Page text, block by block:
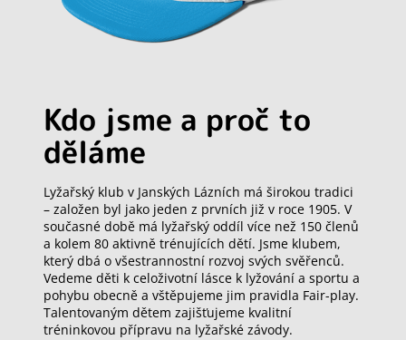
Kdo jsme a proč to
děláme
Lyžařský klub v Janských Lázních má širokou tradici
– založen byl jako jeden z prvních již v roce 1905. V
současné době má lyžařský oddíl více než 150 členů
a kolem 80 aktivně trénujících dětí. Jsme klubem,
který dbá o všestrannostní rozvoj svých svěřenců.
Vedeme děti k celoživotní lásce k lyžování a sportu a
pohybu obecně a vštěpujeme jim pravidla Fair-play.
Talentovaným dětem zajišťujeme kvalitní
tréninkovou přípravu na lyžařské závody.